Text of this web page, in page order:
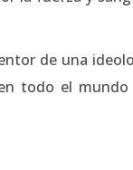
de una
todo el